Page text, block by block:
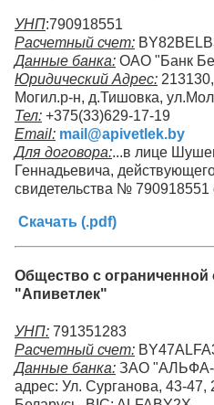
УНП:790918551
Расчетный счет:
Данные банка: ОАО "Банк
Юридический Адрес:
Могил.р-н, д.Тишовка,
Тел: +375(33)629-17-19
Email: mail@apivetlek.by
Для договора:...в лице
Геннадьевича,
свидетельства № 790918551
Скачать (.pdf)
Общество с ограниченной
"Апиветлек"
УНП: 791351283
Расчетный счет:
Данные банка: ЗАО "АЛЬФА-
адрес: Ул. Сурганова, 43-47,